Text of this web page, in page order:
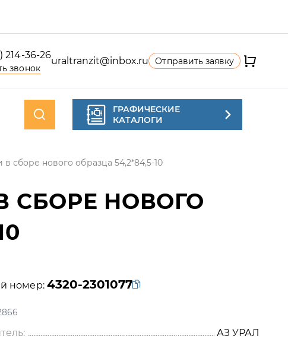
214-36-26
звонок
uraltranzit@inbox.ru Отправить заявку
ГРАФИЧЕСКИЕ
КАТАЛОГИ
сборе нового образца 54,2*84,5-10
СБОРЕ НОВОГО
номер: 4320-2301077
АЗ УРАЛ